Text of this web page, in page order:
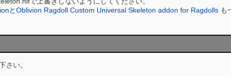
とOblivion Ragdoll Custom Universal Skeleton addon for Ragdollsも
さい。